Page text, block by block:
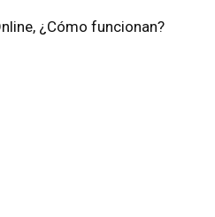
¿Cómo funcionan?